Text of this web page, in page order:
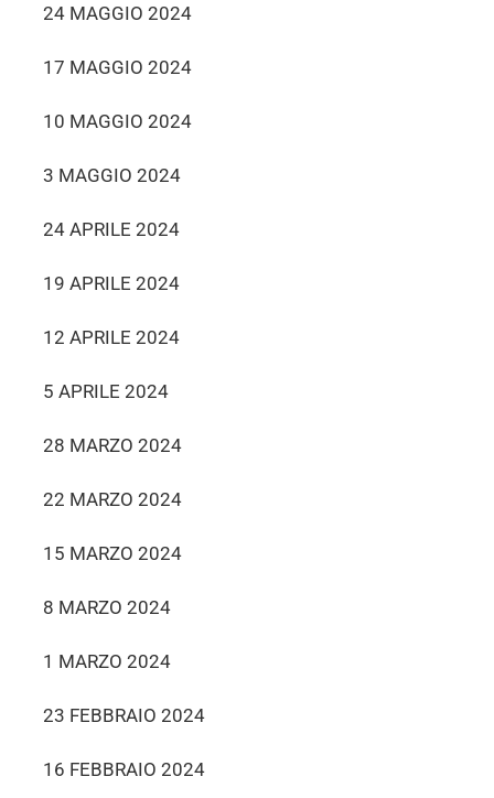
24 MAGGIO 2024
17 MAGGIO 2024
10 MAGGIO 2024
3 MAGGIO 2024
24 APRILE 2024
19 APRILE 2024
12 APRILE 2024
5 APRILE 2024
28 MARZO 2024
22 MARZO 2024
15 MARZO 2024
8 MARZO 2024
1 MARZO 2024
23 FEBBRAIO 2024
16 FEBBRAIO 2024